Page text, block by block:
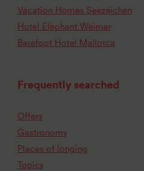
Vacation Homes Seezeichen
Hotel Elephant Weimar
Barefoot Hotel Mallorca
Frequently searched
Offers
Gastronomy
Places of longing
Topics